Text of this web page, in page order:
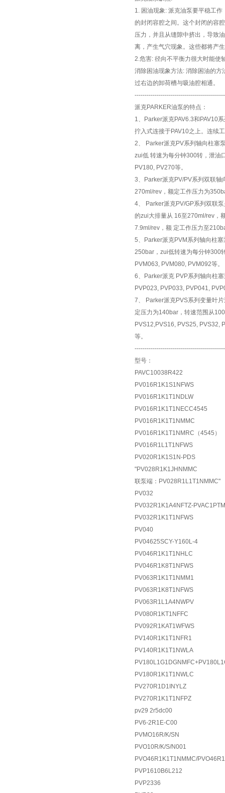
1. 困油现象: 派克油泵要平稳工
的封闭容腔之间。这个封闭的容
压力，并且从缝隙中挤出，导致
离，产生气穴现象。这些都将产
2.危害: 径向不平衡力很大时能使
消除困油现象方法: 消除困油的
过右边的卸荷槽与吸油腔相通。
派克PARKER油泵的特点：
1、Parker派克PAV6.3和PAV10
拧入式连接于PAV10之上。连续
2、 Parker派克PV系列轴向柱塞
zui低 转速为每分钟300转，泄油
PV180, PV270等。
3、Parker派克PV/PV系列双联轴
270ml/rev，额定工作压力为
4、 Parker派克PV/GP系列双联
的zui大排量从 16至270ml/rev，
7.9ml/rev，额 定工作压力至
5、Parker派克PVM系列轴向柱
250bar，zui低转速为每分钟300
PVM063, PVM080, PVM092等。
6、Parker派克 PVP系列轴向柱
PVP023, PVP033, PVP041,
7、 Parker派克PVS系列变量叶
定压力为140bar，转速范围从
PVS12,PVS16, PVS25, PVS32,
等。
型号：
PAVC10038R422
PV016R1K1S1NFWS
PV016R1K1T1NDLW
PV016R1K1T1NECC4545
PV016R1K1T1NMMC
PV016R1K1T1NMRC（4545）
PV016R1L1T1NFWS
PV020R1K1S1N-PDS
"PV028R1K1JHNMMC
联泵端：PV028R1L1T1NMMC"
PV032
PV032R1K1A4NFTZ-
PV032R1K1T1NFWS
PV040
PV04625SCY-Y160L-4
PV046R1K1T1NHLC
PV046R1K8T1NFWS
PV063R1K1T1NMM1
PV063R1K8T1NFWS
PV063R1L1A4NWPV
PV080R1KT1NFFC
PV092R1KAT1WFWS
PV140R1K1T1NFR1
PV140R1K1T1NWLA
PV180R1K1T1NWLC
PV270R1D1INYLZ
PV270R1K1T1NFPZ
pv29 2r5dc00
PV6-2R1E-C00
PVMO16R/K/SN
PVO10R/K/S/N001
PVO46R1K1T1NMMC/
PVP1610B6L212
PVP2336